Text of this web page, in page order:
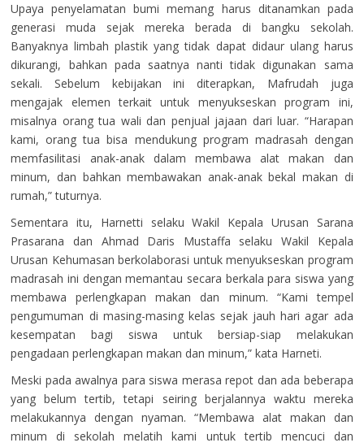
Upaya penyelamatan bumi memang harus ditanamkan pada
generasi muda sejak mereka berada di bangku sekolah.
Banyaknya limbah plastik yang tidak dapat didaur ulang harus
dikurangi, bahkan pada saatnya nanti tidak digunakan sama
sekali. Sebelum kebijakan ini diterapkan, Mafrudah juga
mengajak elemen terkait untuk menyukseskan program ini,
misalnya orang tua wali dan penjual jajaan dari luar. “Harapan
kami, orang tua bisa mendukung program madrasah dengan
memfasilitasi anak-anak dalam membawa alat makan dan
minum, dan bahkan membawakan anak-anak bekal makan di
rumah,” tuturnya.
Sementara itu, Harnetti selaku Wakil Kepala Urusan Sarana
Prasarana dan Ahmad Daris Mustaffa selaku Wakil Kepala
Urusan Kehumasan berkolaborasi untuk menyukseskan program
madrasah ini dengan memantau secara berkala para siswa yang
membawa perlengkapan makan dan minum. “Kami tempel
pengumuman di masing-masing kelas sejak jauh hari agar ada
kesempatan bagi siswa untuk bersiap-siap melakukan
pengadaan perlengkapan makan dan minum,” kata Harneti.
Meski pada awalnya para siswa merasa repot dan ada beberapa
yang belum tertib, tetapi seiring berjalannya waktu mereka
melakukannya dengan nyaman. “Membawa alat makan dan
minum di sekolah melatih kami untuk tertib mencuci dan